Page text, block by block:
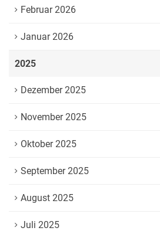
Februar 2026
Januar 2026
2025
Dezember 2025
November 2025
Oktober 2025
September 2025
August 2025
Juli 2025